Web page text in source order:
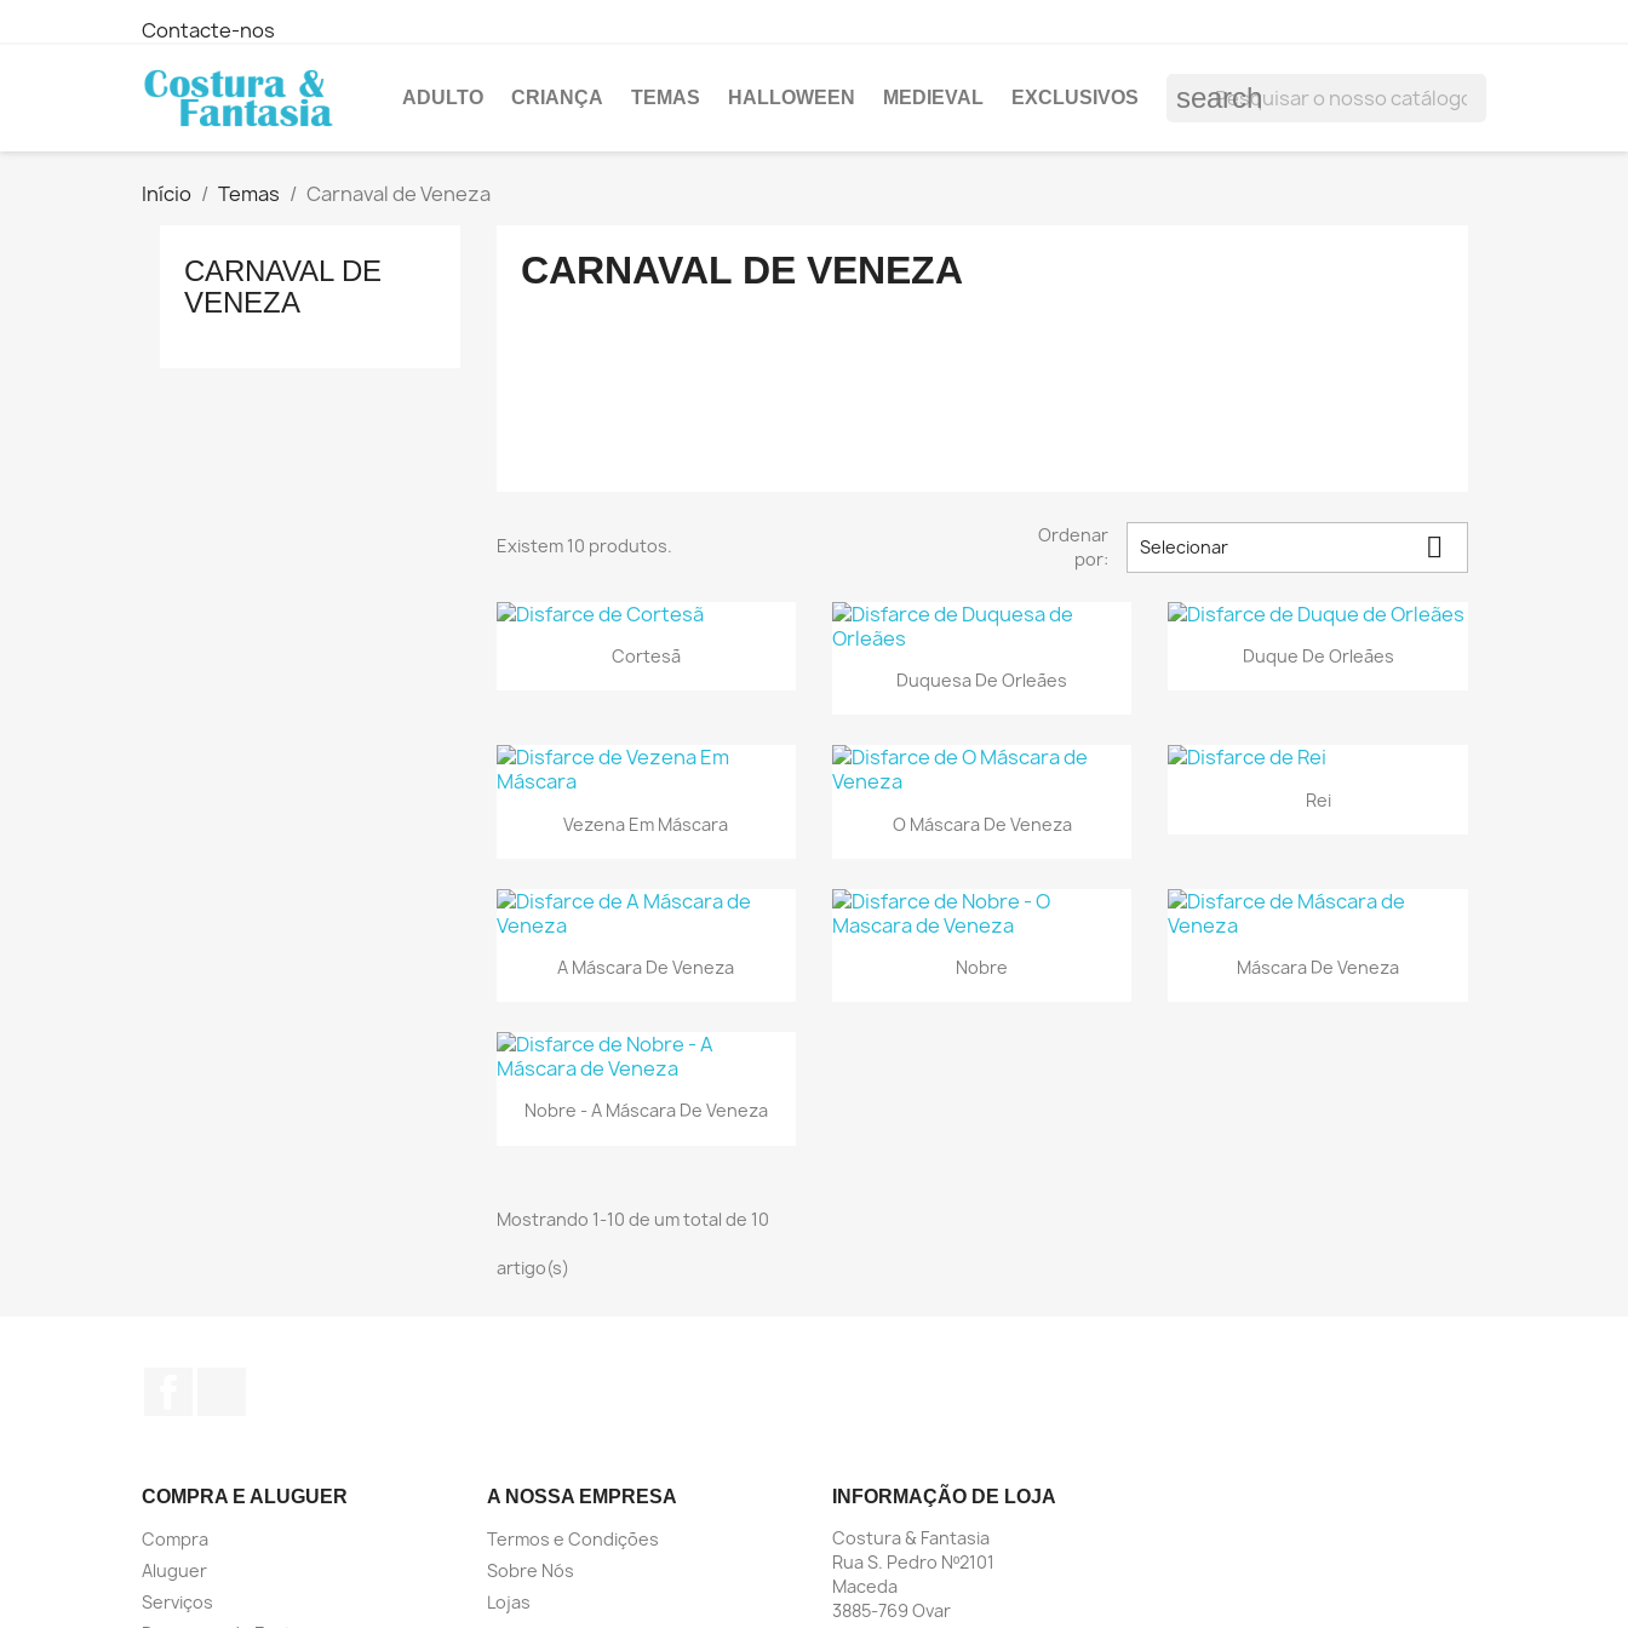
Contacte-nos
ADULTO CRIANÇA TEMAS HALLOWEEN MEDIEVAL EXCLUSIVOS search
Início Temas Carnaval de Veneza
CARNAVAL DE
VENEZA
CARNAVAL DE VENEZA
Existem 10 produtos.
Ordenar
por:
Selecionar 
Vista rápida
Cortesã
 Vista rápida
Duquesa De Orleães
 Vista rápida
Duque De Orleães
 Vista rápida
Vezena Em Máscara  Vista rápida
O Máscara De Veneza
Vista rápida
Rei
 Vista rápida
A Máscara De Veneza Vista rápida
Nobre  Vista rápida
Máscara De Veneza
 Vista rápida
Nobre - A Máscara De Veneza
Mostrando 1-10 de um total de 10
artigo(s)
COMPRA E ALUGUER
Compra
Aluguer
Serviços
A NOSSA EMPRESA
Termos e Condições
Sobre Nós
Lojas
INFORMAÇÃO DE LOJA
Costura & Fantasia
Rua S. Pedro Nº2101
Maceda
3885-769 Ovar